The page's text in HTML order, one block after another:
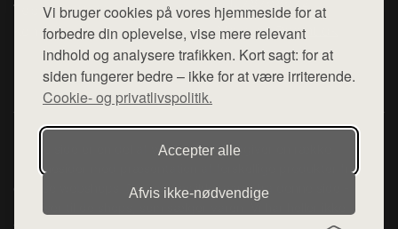
Vi bruger cookies på vores hjemmeside for at
forbedre din oplevelse, vise mere relevant
indhold og analysere trafikken. Kort sagt: for at
siden fungerer bedre – ikke for at være irriterende.
Cookie- og privatlivspolitik.
Accepter alle
Afvis ikke‑nødvendige
Top Rabatter
Kontakt
Mail: hej@want.dk
Cookie- og privatlivspolitik
Denne side er en del af want.dk, der udgiver en række
hjemmesider med præsentation af forskellige produkter fra
diverse webshops. Der sælges ikke varer fra denne side - vi
henviser til de shops, som sælger varen. Vi har heller ikke